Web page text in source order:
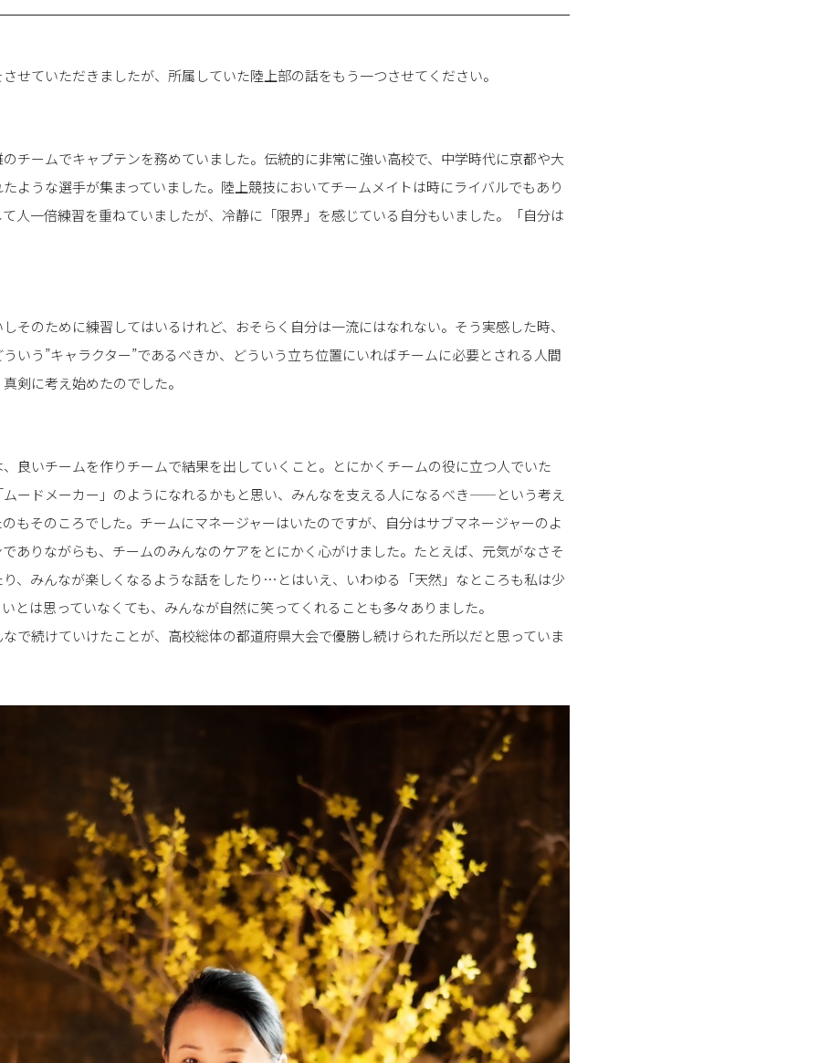
せていただきましたが、所属していた陸上部の話をもう一つさせてください。
チームでキャプテンを務めていました。伝統的に非常に強い高校で、中学時代に京都や大
ような選手が集まっていました。陸上競技においてチームメイトは時にライバルでもあり
人一倍練習を重ねていましたが、冷静に「限界」を感じている自分もいました。「自分は
そのために練習してはいるけれど、おそらく自分は一流にはなれない。そう実感した時、
いう”キャラクター”であるべきか、どういう立ち位置にいればチームに必要とされる人間
剣に考え始めたのでした。
良いチームを作りチームで結果を出していくこと。とにかくチームの役に立つ人でいた
ードメーカー」のようになれるかもと思い、みんなを支える人になるべき——という考え
もそのころでした。チームにマネージャーはいたのですが、自分はサブマネージャーのよ
ありながらも、チームのみんなのケアをとにかく心がけました。たとえば、元気がなさそ
、みんなが楽しくなるような話をしたり…とはいえ、いわゆる「天然」なところも私は少
とは思っていなくても、みんなが自然に笑ってくれることも多々ありました。
で続けていけたことが、高校総体の都道府県大会で優勝し続けられた所以だと思っていま